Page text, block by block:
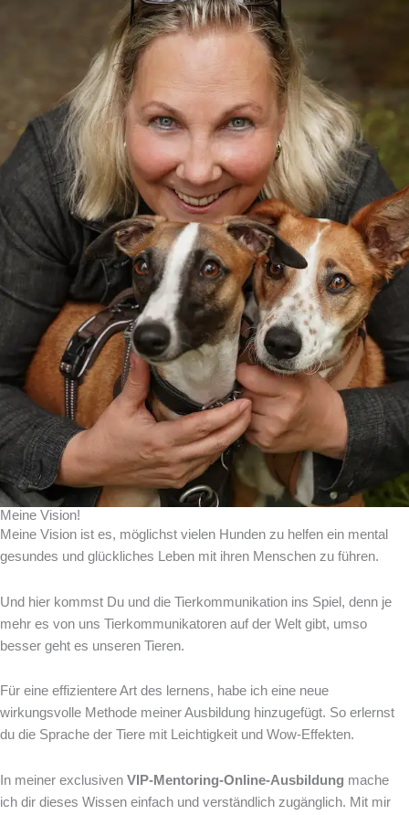
Meine Vision!
Meine Vision ist es, möglichst vielen Hunden zu helfen ein mental
gesundes und glückliches Leben mit ihren Menschen zu führen.
Und hier kommst Du und die Tierkommunikation ins Spiel, denn je
mehr es von uns Tierkommunikatoren auf der Welt gibt, umso
besser geht es unseren Tieren.
Für eine effizientere Art des lernens, habe ich eine neue
wirkungsvolle Methode meiner Ausbildung hinzugefügt. So erlernst
du die Sprache der Tiere mit Leichtigkeit und Wow-Effekten.
In meiner exclusiven VIP-Mentoring-Online-Ausbildung mache
ich dir dieses Wissen einfach und verständlich zugänglich. Mit mir